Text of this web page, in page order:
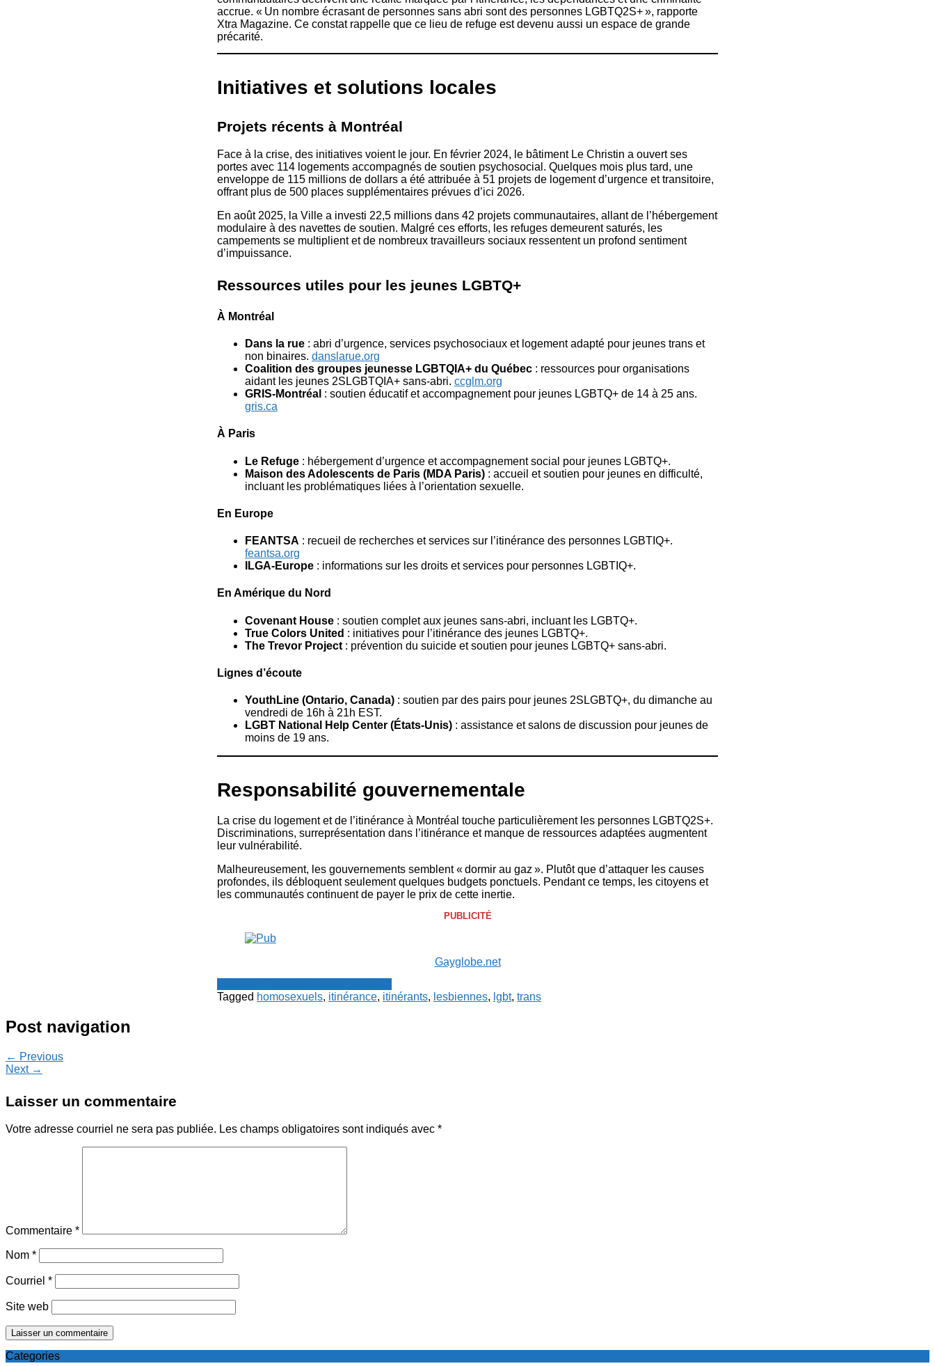
accrue. « Un nombre écrasant de personnes sans abri sont des personnes LGBTQ2S+ », rapporte
Xtra Magazine. Ce constat rappelle que ce lieu de refuge est devenu aussi un espace de grande
précarité.
Initiatives et solutions locales
Projets récents à Montréal
Face à la crise, des initiatives voient le jour. En février 2024, le bâtiment Le Christin a ouvert ses
portes avec 114 logements accompagnés de soutien psychosocial. Quelques mois plus tard, une
enveloppe de 115 millions de dollars a été attribuée à 51 projets de logement d’urgence et transitoire,
offrant plus de 500 places supplémentaires prévues d’ici 2026.
En août 2025, la Ville a investi 22,5 millions dans 42 projets communautaires, allant de l’hébergement
modulaire à des navettes de soutien. Malgré ces efforts, les refuges demeurent saturés, les
campements se multiplient et de nombreux travailleurs sociaux ressentent un profond sentiment
d’impuissance.
Ressources utiles pour les jeunes LGBTQ+
À Montréal
Dans la rue : abri d’urgence, services psychosociaux et logement adapté pour jeunes trans et
non binaires. danslarue.org
Coalition des groupes jeunesse LGBTQIA+ du Québec : ressources pour organisations
aidant les jeunes 2SLGBTQIA+ sans-abri. ccglm.org
GRIS-Montréal : soutien éducatif et accompagnement pour jeunes LGBTQ+ de 14 à 25 ans.
gris.ca
À Paris
Le Refuge : hébergement d’urgence et accompagnement social pour jeunes LGBTQ+.
Maison des Adolescents de Paris (MDA Paris) : accueil et soutien pour jeunes en difficulté,
incluant les problématiques liées à l’orientation sexuelle.
En Europe
FEANTSA : recueil de recherches et services sur l’itinérance des personnes LGBTIQ+.
feantsa.org
ILGA-Europe : informations sur les droits et services pour personnes LGBTIQ+.
En Amérique du Nord
Covenant House : soutien complet aux jeunes sans-abri, incluant les LGBTQ+.
True Colors United : initiatives pour l’itinérance des jeunes LGBTQ+.
The Trevor Project : prévention du suicide et soutien pour jeunes LGBTQ+ sans-abri.
Lignes d’écoute
YouthLine (Ontario, Canada) : soutien par des pairs pour jeunes 2SLGBTQ+, du dimanche au
vendredi de 16h à 21h EST.
LGBT National Help Center (États-Unis) : assistance et salons de discussion pour jeunes de
moins de 19 ans.
Responsabilité gouvernementale
La crise du logement et de l’itinérance à Montréal touche particulièrement les personnes LGBTQ2S+.
Discriminations, surreprésentation dans l’itinérance et manque de ressources adaptées augmentent
leur vulnérabilité.
Malheureusement, les gouvernements semblent « dormir au gaz ». Plutôt que d’attaquer les causes
profondes, ils débloquent seulement quelques budgets ponctuels. Pendant ce temps, les citoyens et
les communautés continuent de payer le prix de cette inertie.
PUBLICITÉ
Gayglobe.net
Tagged homosexuels, itinérance, itinérants, lesbiennes, lgbt, trans
Post navigation
← Previous
Next →
Laisser un commentaire
Votre adresse courriel ne sera pas publiée. Les champs obligatoires sont indiqués avec *
Commentaire *
Nom *
Courriel *
Site web
Categories